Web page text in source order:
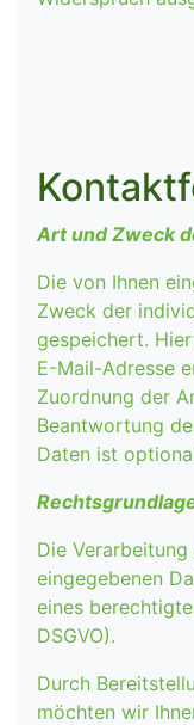
Art und Zweck
Die von Ihnen
Zweck der
gespeichert.
E-Mail-Adresse
Zuordnung der
Beantwortung
Daten ist
Die
eingegebenen
eines
DSGVO).
Durch
möchten wir